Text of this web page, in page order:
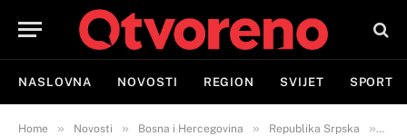
NASLOVNA NOVOSTI REGION SVIJET SPORT
Home » Novosti » Bosna i Hercegovina » Republika Srpska »